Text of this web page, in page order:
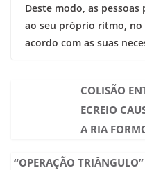
Deste modo, as
ao seu próprio ritmo,
acordo com as suas
COLISÃO
ECREIO
A RIA
“OPERAÇÃO